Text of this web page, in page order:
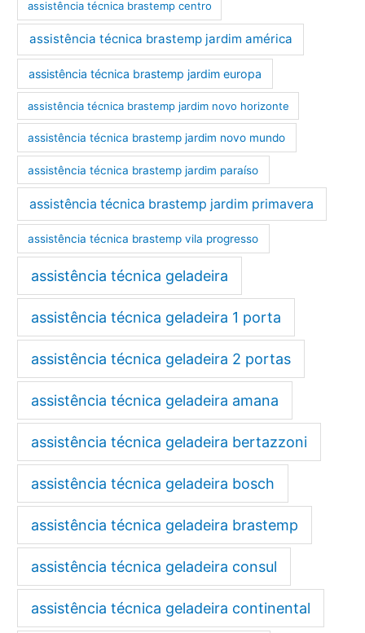
assistência técnica brastemp centro
assistência técnica brastemp jardim américa
assistência técnica brastemp jardim europa
assistência técnica brastemp jardim novo horizonte
assistência técnica brastemp jardim novo mundo
assistência técnica brastemp jardim paraíso
assistência técnica brastemp jardim primavera
assistência técnica brastemp vila progresso
assistência técnica geladeira
assistência técnica geladeira 1 porta
assistência técnica geladeira 2 portas
assistência técnica geladeira amana
assistência técnica geladeira bertazzoni
assistência técnica geladeira bosch
assistência técnica geladeira brastemp
assistência técnica geladeira consul
assistência técnica geladeira continental